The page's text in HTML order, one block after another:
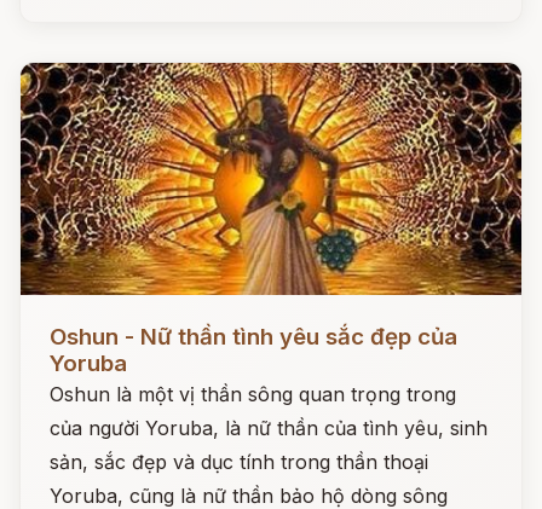
Oshun - Nữ thần tình yêu sắc đẹp của
Yoruba
Oshun là một vị thần sông quan trọng trong
của người Yoruba, là nữ thần của tình yêu, sinh
sản, sắc đẹp và dục tính trong thần thoại
Yoruba, cũng là nữ thần bảo hộ dòng sông